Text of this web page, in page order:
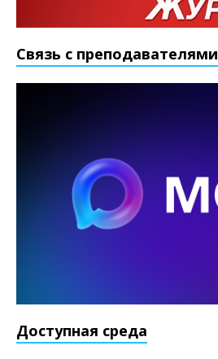
Связь с преподавателями
Доступная среда